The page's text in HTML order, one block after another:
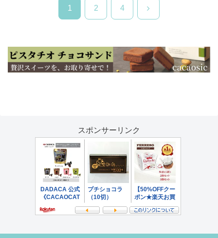
1 2 4 次
スポンサーリンク